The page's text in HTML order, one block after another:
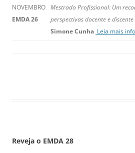
NOVEMBRO
EMDA 26
Mestrado Profissional: Um
perspectivas docente e discente
Simone Cunha Leia mais
Reveja o EMDA 28